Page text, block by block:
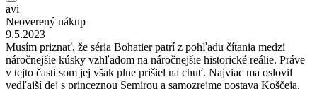
avi
Neoverený nákup
9.5.2023
Musím priznať, že séria Bohatier patrí z pohľadu čítania medzi
náročnejšie kúsky vzhľadom na náročnejšie historické reálie. Práve
v tejto časti som jej však plne prišiel na chuť. Najviac ma oslovil
vedľajší dej s princeznou Semirou a samozrejme postava Koščeja.